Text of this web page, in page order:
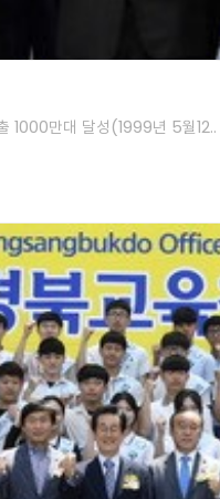
1000만대 달성(1999년 5월12..